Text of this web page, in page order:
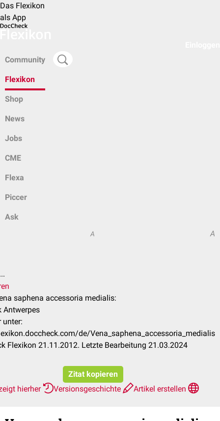
Das Flexikon
als App
Community
Flexikon
Shop
News
Jobs
CME
Flexa
Piccer
Ask
A A
saphena accessoria medialis:
Antwerpes
unter:
de/Vena_saphena_accessoria_medialis
Flexikon 21.11.2012. Letzte Bearbeitung 21.03.2024
Zitat kopieren
hierher
Versionsgeschichte Artikel erstellen